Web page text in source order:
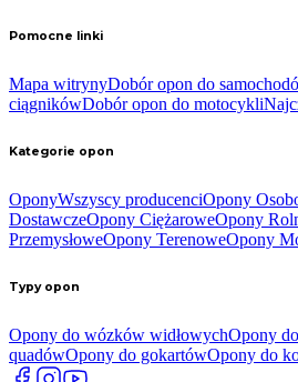
Pomocne linki
Mapa witrynyDobór opon do
ciągnikówDobór opon do motocykli
Kategorie opon
OponyWszyscy producenciOpony
DostawczeOpony CiężaroweOpony
PrzemysłoweOpony TerenoweOpony
Typy opon
Opony do wózków widłowychOpony
quadówOpony do gokartówOpony do